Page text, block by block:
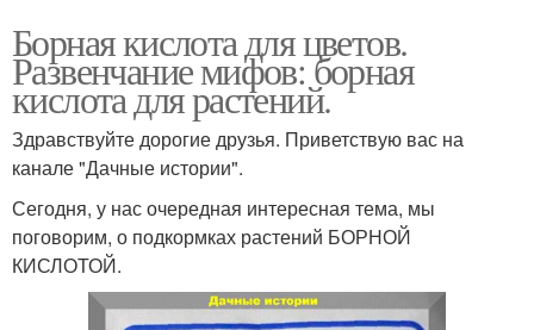
Борная кислота для цветов.
Развенчание мифов: борная
кислота для растений.
Здравствуйте дорогие друзья. Приветствую вас на
канале "Дачные истории".
Сегодня, у нас очередная интересная тема, мы
поговорим, о подкормках растений БОРНОЙ
КИСЛОТОЙ.